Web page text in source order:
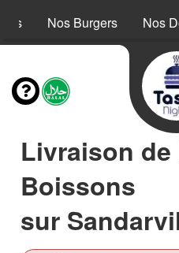
Nos Burgers Nos
Livraison de
Boissons
sur